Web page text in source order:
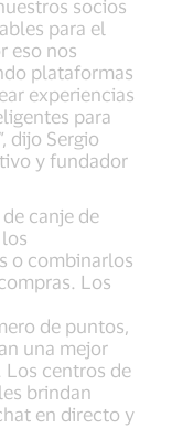
socios
para el
eso nos
plataformas
experiencias
para
dijo Sergio
y fundador
canje de
o combinarlos
Los
de puntos,
una mejor
Los centros de
brindan
en directo y